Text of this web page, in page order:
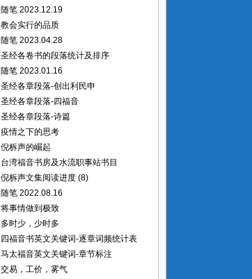
随笔 2023.12.19
教会实行的品质
随笔 2023.04.28
圣经各卷书的段落统计及排序
随笔 2023.01.16
圣经各章段落-创出利民申
圣经各章段落-四福音
圣经各章段落-诗篇
疫情之下的思考
倪柝声的崛起
台湾福音书房及水流职事站书目
倪柝声文集阅读进度 (8)
随笔 2022.08.16
将事情做到极致
多时少，少时多
四福音书英文关键词-逐章词频统计表
马太福音英文关键词-章节标注
交易，工价，雾气